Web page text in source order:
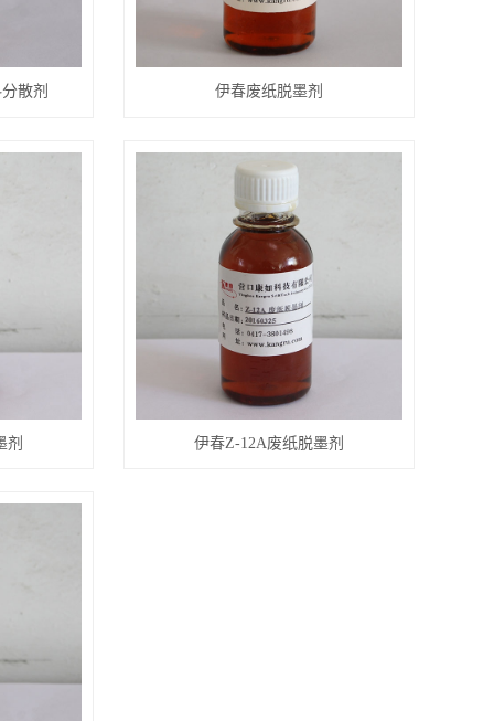
散剂 伊春废纸脱墨剂
剂 伊春Z-12A废纸脱墨剂